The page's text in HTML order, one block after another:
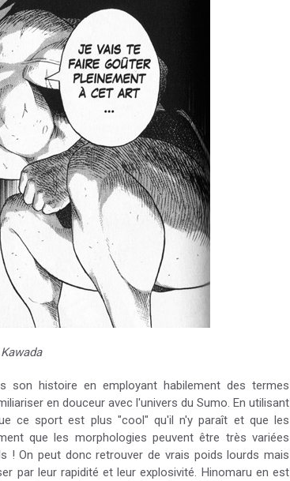
son histoire en employant habilement des termes
en douceur avec l'univers du Sumo. En utilisant
ce sport est plus "cool" qu'il n'y paraît et que les
que les morphologies peuvent être très variées
! On peut donc retrouver de vrais poids lourds mais
par leur rapidité et leur explosivité. Hinomaru en est